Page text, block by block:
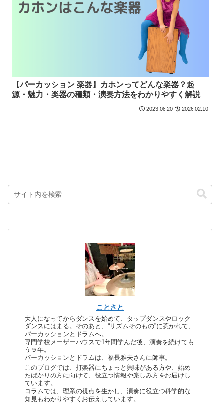
【パーカッション 楽器】カホンってどんな楽器？起
源・魅力・楽器の種類・演奏方法をわかりやすく解説
2023.08.20 2026.02.10
ことさと
大人になってからダンスを始めて、タップダンスやロック
ダンスにはまる。そのあと、“リズムそのもの”に惹かれて、
パーカッションとドラムへ。
専門学校メーザーハウスで1年間学んだ後、演奏を続けても
う９年。
パーカッションとドラムは、福長雅夫さんに師事。
このブログでは、打楽器にちょっと興味がある方や、始め
たばかりの方に向けて、役立つ情報や楽しみ方をお届けし
ています。
コラムでは、理系の視点を生かし、演奏に役立つ科学的な
知見もわかりやすくお伝えしています。